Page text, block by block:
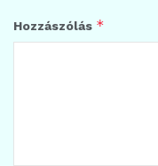
Hozzászólás *